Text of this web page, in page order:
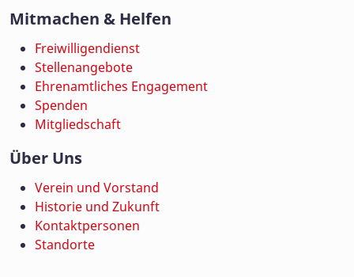
Mitmachen & Helfen
Freiwilligendienst
Stellenangebote
Ehrenamtliches Engagement
Spenden
Mitgliedschaft
Über Uns
Verein und Vorstand
Historie und Zukunft
Kontaktpersonen
Standorte